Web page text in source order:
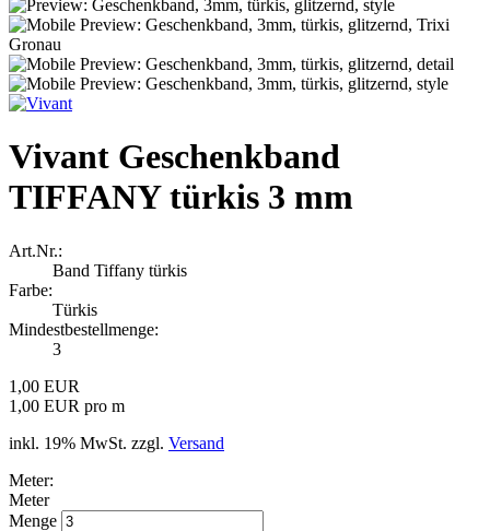
Vivant Geschenkband
TIFFANY türkis 3 mm
Art.Nr.:
Band Tiffany türkis
Farbe:
Türkis
Mindestbestellmenge:
3
1,00 EUR
1,00 EUR pro m
inkl. 19% MwSt. zzgl. Versand
Meter:
Meter
Menge